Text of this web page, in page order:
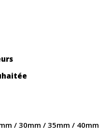
/ 30mm / 35mm / 40mm